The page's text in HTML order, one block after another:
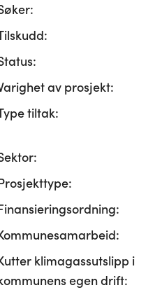
av prosjekt:
tiltak:
klimagassutslipp i
egen drift: